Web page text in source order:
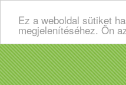
Ez a weboldal sütiket
megjelenítéséhez. Ön